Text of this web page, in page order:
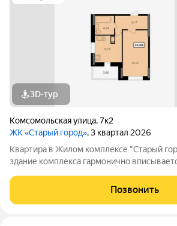
3D-тур
Комсомольская улица,7к2
ЖК «Старый город», 3 квартал 2026
Квартира в Жилом комплексе "Старый
здание комплекса гармонично
различных планировок ждут своих
Современные технологии и
Позвонить